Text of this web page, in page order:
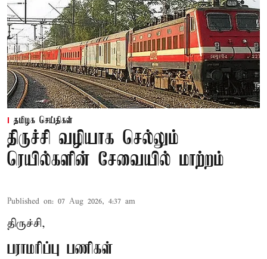
தமிழக செய்திகள்
திருச்சி வழியாக செல்லும்
ரெயில்களின் சேவையில் மாற்றம்
Published on: 07 Aug 2026, 4:37 am
திருச்சி,
பராமரிப்பு பணிகள்